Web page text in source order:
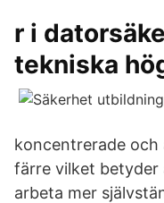
r i
tekniska
koncentrerade
färre vilket
arbeta mer